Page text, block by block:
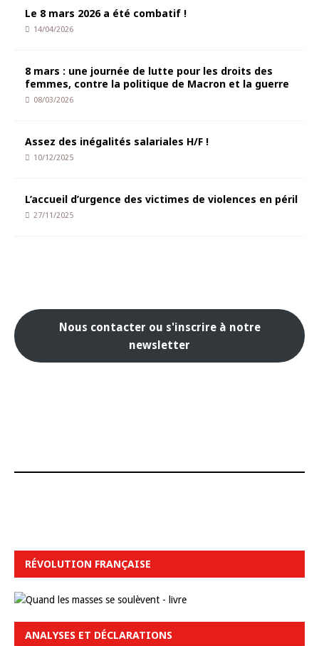
Le 8 mars 2026 a été combatif !
14/04/2026
8 mars : une journée de lutte pour les droits des
femmes, contre la politique de Macron et la guerre
08/03/2026
Assez des inégalités salariales H/F !
10/12/2025
L’accueil d’urgence des victimes de violences en péril
27/11/2025
Nous contacter ou s'inscrire à notre
newsletter
RÉVOLUTION FRANÇAISE
ANALYSES ET DÉCLARATIONS